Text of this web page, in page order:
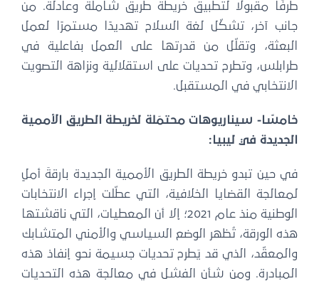
طرفًا مقبولًا لتطبيق خريطة طريق شاملة وعادلة. من
جانب آخر، تشكّل لغة السلاح تهديدًا مستمرًا لعمل
البعثة، وتقلّل من قدرتها على العمل بفاعلية في
طرابلس، وتطرح تحديات على استقلالية ونزاهة التصويت
الانتخابي في المستقبل.
خامسًا- سيناريوهات محتمَلة لخريطة الطريق الأممية
الجديدة في ليبيا:
في حين تبدو خريطة الطريق الأممية الجديدة بارقةَ أملٍ
لمعالجة القضايا الخلافية، التي عطّلت إجراء الانتخابات
الوطنية منذ عام 2021؛ إلا أن المعطيات، التي ناقشتها
هذه الورقة، تُظهر الوضع السياسي والأمني المتشابك
والمعقّد، الذي قد يَطرح تحديات جسيمة نحو إنفاذ هذه
المبادرة. ومن شأن الفشل في معالجة هذه التحديات